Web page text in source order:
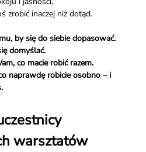
zrobić inaczej niż dotąd.
by się do siebie dopasować.
domyślać.
co macie robić razem.
naprawdę robicie osobno – i
warsztatów